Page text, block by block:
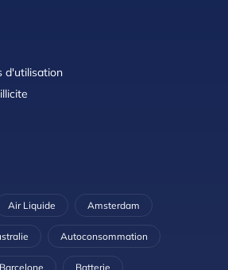
d'utilisation
Air Liquide Amsterdam
Autoconsommation
Barcelone Batterie